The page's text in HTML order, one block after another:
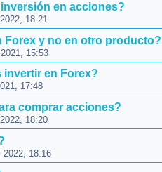
en acciones?
18:21
Forex y no en otro producto?
15:53
invertir en Forex?
17:48
comprar acciones?
18:20
2022, 18:16